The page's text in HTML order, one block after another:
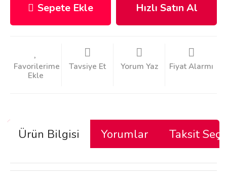
Sepete Ekle Hızlı Satın Al
Tavsiye Et Yorum Yaz Fiyat Alarmı
Ürün Bilgisi Yorumlar Taksit